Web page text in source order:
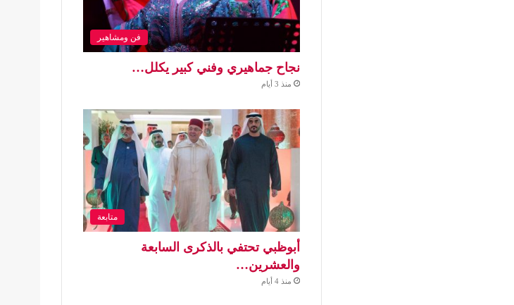
فن ومشاهير
نجاح جماهيري وفني كبير يكلل…
منذ 3 أيام
متابعة
أبوظبي تحتفي بالذكرى السابعة
والعشرين…
منذ 4 أيام